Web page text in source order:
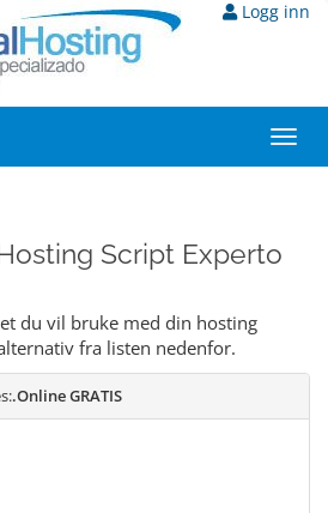
Logg inn
Script Experto
du vil bruke med din hosting
fra listen nedenfor.
.Online GRATIS